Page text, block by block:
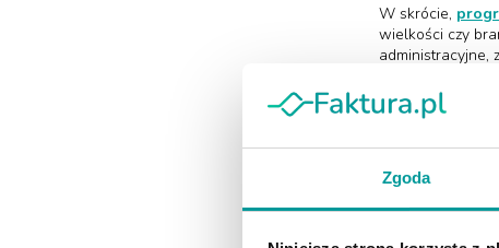
Zgoda
W skrócie,
wielkości czy
administracyjne,
Czytaj więcej o: